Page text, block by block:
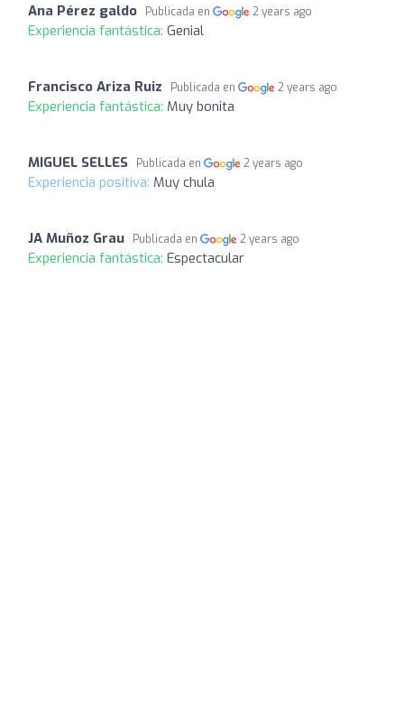
Ana Pérez galdo Publicada en 2 years ago
Experiencia fantástica: Genial
Francisco Ariza Ruiz Publicada en 2 years ago
Experiencia fantástica: Muy bonita
MIGUEL SELLES Publicada en 2 years ago
Experiencia positiva: Muy chula
JA Muñoz Grau Publicada en 2 years ago
Experiencia fantástica: Espectacular